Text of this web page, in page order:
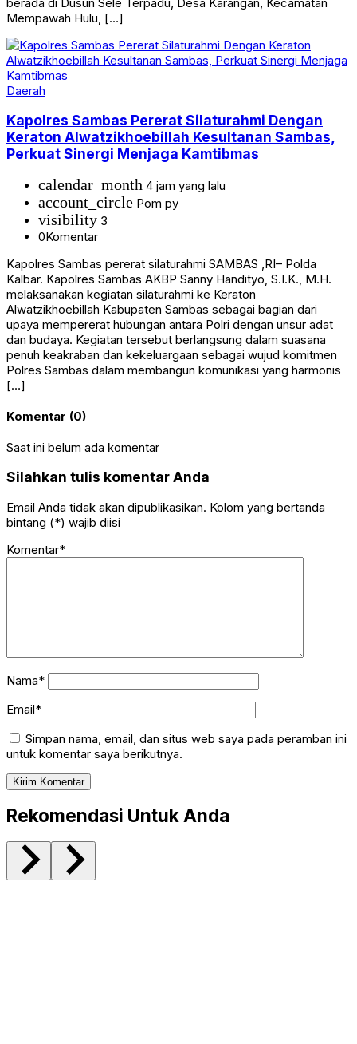
Mempawah Hulu, […]
Daerah
Kapolres Sambas Pererat Silaturahmi Dengan
Keraton Alwatzikhoebillah Kesultanan Sambas,
Perkuat Sinergi Menjaga Kamtibmas
calendar_month 4 jam yang lalu
account_circle Pom py
visibility 3
0Komentar
Kapolres Sambas pererat silaturahmi ‎SAMBAS ,RI– Polda
Kalbar. Kapolres Sambas AKBP Sanny Handityo, S.I.K., M.H.
melaksanakan kegiatan silaturahmi ke Keraton
Alwatzikhoebillah Kabupaten Sambas sebagai bagian dari
upaya mempererat hubungan antara Polri dengan unsur adat
dan budaya. Kegiatan tersebut berlangsung dalam suasana
penuh keakraban dan kekeluargaan sebagai wujud komitmen
Polres Sambas dalam membangun komunikasi yang harmonis
[…]
Komentar (0)
Saat ini belum ada komentar
Silahkan tulis komentar Anda
Email Anda tidak akan dipublikasikan. Kolom yang bertanda
bintang (*) wajib diisi
Komentar*
Nama*
Email*
Simpan nama, email, dan situs web saya pada peramban ini
untuk komentar saya berikutnya.
Rekomendasi Untuk Anda